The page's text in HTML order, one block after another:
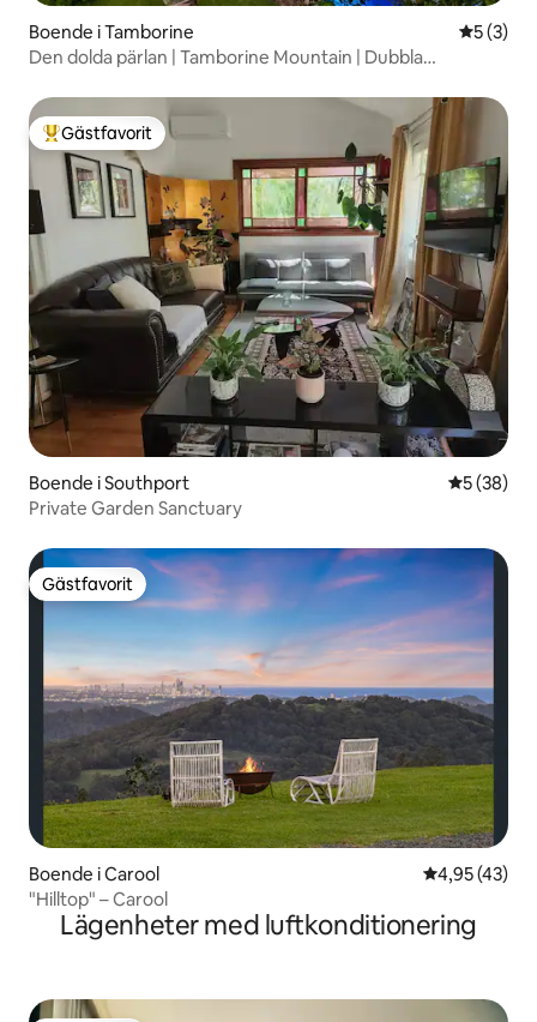
Boende i Tamborine 5 av 5 i
5 (3)
Den dolda pärlan | Tamborine Mountain | Dubbla
Populär gästfavorit
Gästfavorit
Boende i Southport 5 av 5 i
5 (38)
Private Garden Sanctuary
Gästfavorit
Gästfavorit
Boende i Carool 4,95 av 5 i
4,95 (43)
"Hilltop" – Carool
Lägenheter med luftkonditionering